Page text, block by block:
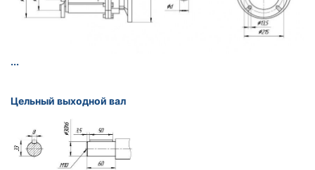
...
Цельный выходной вал